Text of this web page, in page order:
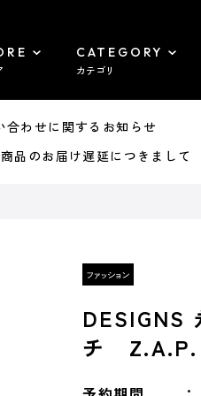
CATEGORY
カテゴリ
わせに関するお知らせ
のお届け遅延につきまして
DESIGNS
チ Z.A.P.